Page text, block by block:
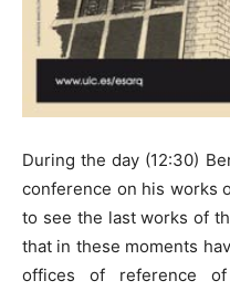
During the day (12:30)
conference on his works
to see the last works of
that in these moments
offices of reference